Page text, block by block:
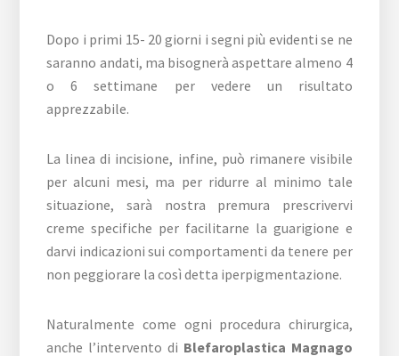
Dopo i primi 15- 20 giorni i segni più evidenti se ne
saranno andati, ma bisognerà aspettare almeno 4
o 6 settimane per vedere un risultato
apprezzabile.
La linea di incisione, infine, può rimanere visibile
per alcuni mesi, ma per ridurre al minimo tale
situazione, sarà nostra premura prescrivervi
creme specifiche per facilitarne la guarigione e
darvi indicazioni sui comportamenti da tenere per
non peggiorare la così detta iperpigmentazione.
Naturalmente come ogni procedura chirurgica,
anche l’intervento di Blefaroplastica Magnago